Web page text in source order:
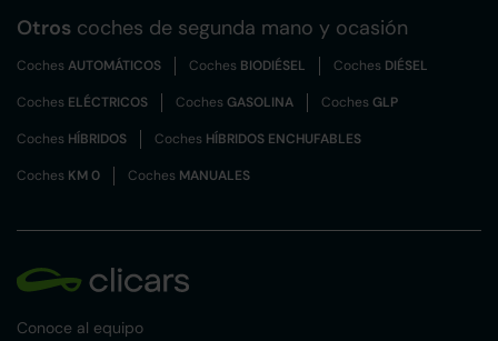
Otros coches de segunda mano y ocasión
CochesAUTOMÁTICOS Coches BIODIÉSEL Coches DIÉSEL
Coches ELÉCTRICOS CochesGASOLINA CochesGLP
Coches HÍBRIDOS Coches HÍBRIDOS ENCHUFABLES
Coches KM 0 Coches MANUALES
Conoce al equipo